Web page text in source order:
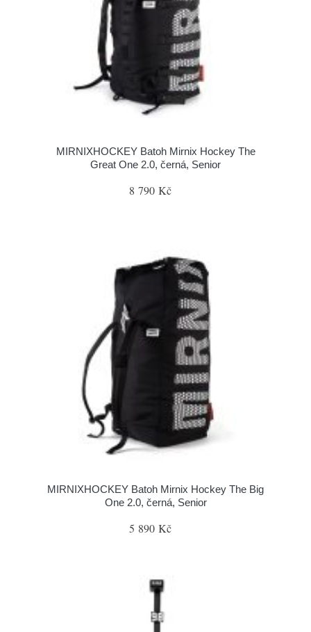
MIRNIXHOCKEY Batoh Mirnix Hockey The
Great One 2.0, černá, Senior
8 790 Kč
MIRNIXHOCKEY Batoh Mirnix Hockey The Big
One 2.0, černá, Senior
5 890 Kč